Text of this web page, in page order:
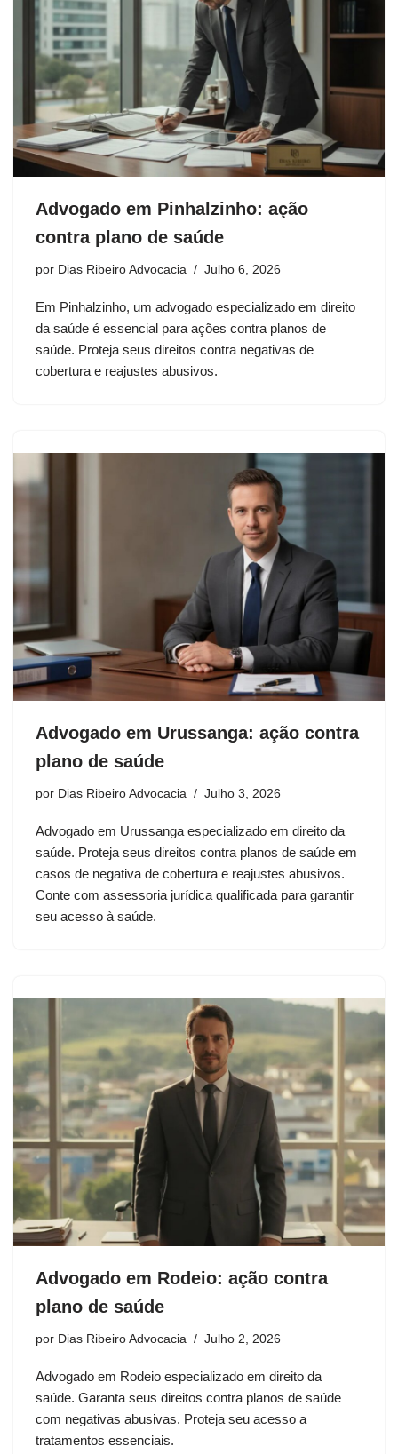
Advogado em Pinhalzinho: ação
contra plano de saúde
por Dias Ribeiro Advocacia Julho 6, 2026
Em Pinhalzinho, um advogado especializado em direito
da saúde é essencial para ações contra planos de
saúde. Proteja seus direitos contra negativas de
cobertura e reajustes abusivos.
Advogado em Urussanga: ação contra
plano de saúde
por Dias Ribeiro Advocacia Julho 3, 2026
Advogado em Urussanga especializado em direito da
saúde. Proteja seus direitos contra planos de saúde em
casos de negativa de cobertura e reajustes abusivos.
Conte com assessoria jurídica qualificada para garantir
seu acesso à saúde.
Advogado em Rodeio: ação contra
plano de saúde
por Dias Ribeiro Advocacia Julho 2, 2026
Advogado em Rodeio especializado em direito da
saúde. Garanta seus direitos contra planos de saúde
com negativas abusivas. Proteja seu acesso a
tratamentos essenciais.